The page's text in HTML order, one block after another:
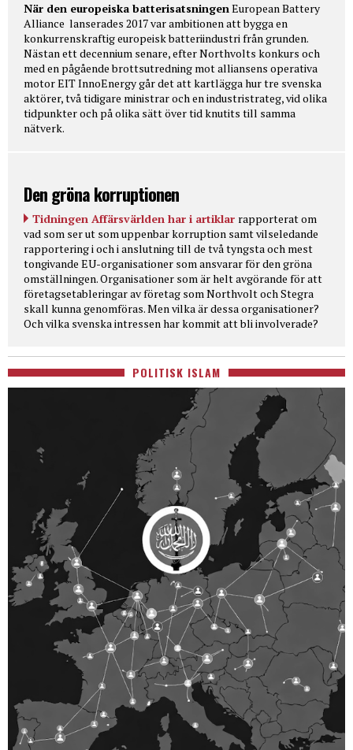
När den europeiska batterisatsningenEuropean Battery
Alliance lanserades 2017 var ambitionen att bygga en
konkurrenskraftig europeisk batteriindustri från grunden.
Nästan ett decennium senare, efter Northvolts konkurs och
med en pågående brottsutredning mot alliansens operativa
motor EIT InnoEnergy går det att kartlägga hur tre svenska
aktörer, två tidigare ministrar och en industristrateg, vid olika
tidpunkter och på olika sätt över tid knutits till samma
nätverk.
Den gröna korruptionen
Tidningen Affärsvärlden har i artiklar rapporterat om
vad som ser ut som uppenbar korruption samt vilseledande
rapportering i och i anslutning till de två tyngsta och mest
tongivande EU-organisationer som ansvarar för den gröna
omställningen. Organisationer som är helt avgörande för att
företagsetableringar av företag som Northvolt och Stegra
skall kunna genomföras. Men vilka är dessa organisationer?
Och vilka svenska intressen har kommit att bli involverade?
POLITISK ISLAM